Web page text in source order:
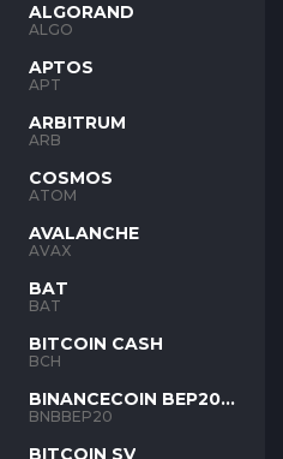
ALGORAND
ALGO
APTOS
APT
ARBITRUM
ARB
COSMOS
ATOM
AVALANCHE
AVAX
BAT
BAT
BITCOIN CASH
BCH
BINANCECOIN BEP20
BNB
BNBBEP20
BITCOIN SV